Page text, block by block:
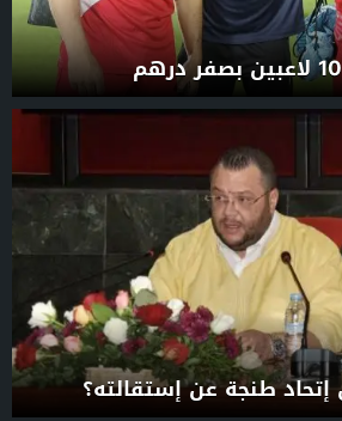
طنجة عن إستقالته؟